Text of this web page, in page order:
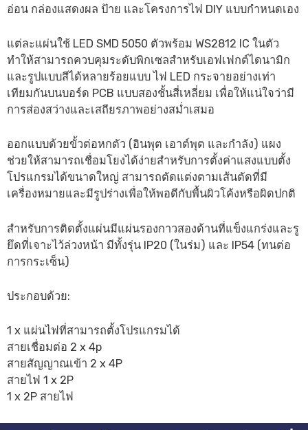
อ่อน กล่องแสดงผล ป้าย และโครงการไฟ DIY แบบกำหนดเอง
แต่ละแผ่นใช้ LED SMD 5050 ตัวพร้อม WS2812 IC ในตัว
ทำให้สามารถควบคุมระดับพิกเซลสำหรับเอฟเฟกต์ไดนามิก
และรูปแบบสีได้หลายร้อยแบบ ไฟ LED กระจายอย่างเท่า
เทียมกันบนบอร์ด PCB แบบสองชั้นสี่เหลี่ยม เพื่อให้แน่ใจว่ามี
การส่องสว่างและเสถียรภาพอย่างสม่ำเสมอ
ออกแบบด้วยขั้วต่อหกตัว (อินพุต เอาต์พุต และกำลัง) แผง
ช่วยให้สามารถเชื่อมโยงได้ง่ายสำหรับการตั้งค่าแสงแบบตั้ง
โปรแกรมได้ขนาดใหญ่ สามารถตัดแต่งตามเส้นตัดที่มี
เครื่องหมายและมีรูปร่างเพื่อให้พอดีกับพื้นผิวโค้งหรือผิดปกติ
สำหรับการติดตั้งแผ่นมีแผ่นรองกาวสองด้านที่แข็งแกร่งและรู
ยึดที่เจาะไว้ล่วงหน้า มีทั้งรุ่น IP20 (ในร่ม) และ IP54 (ทนต่อ
การกระเซ็น)
ประกอบด้วย:
1 x แผ่นไฟที่สามารถตั้งโปรแกรมได้
สายเชื่อมต่อ 2 x 4p
สายสัญญาณเข้า 2 x 4P
สายไฟ 1 x 2P
1 x 2P สายไฟ